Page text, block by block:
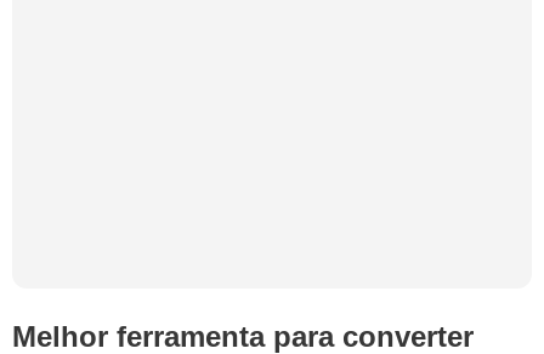
Melhor ferramenta para converter